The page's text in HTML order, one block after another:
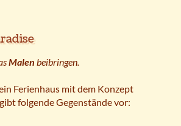
Malen beibringen.
Ferienhaus mit dem Konzept
folgende Gegenstände vor: